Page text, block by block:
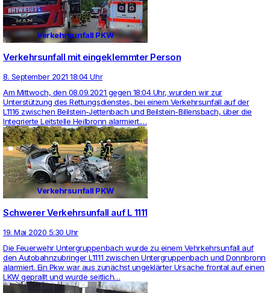
Verkehrsunfall PKW
Verkehrsunfall mit eingeklemmter Person
8. September 2021 18:04 Uhr
Am Mitt­woch, den 08.09.2021 gegen 18:04 Uhr, wurden wir zur
Unterstützung des Ret­tungs­dienstes, bei einem Ver­kehrs­un­fall auf der
L1116 zwi­schen Beil­stein-Jet­ten­bach und Beil­stein-Bil­lens­bach, über die
Inte­grierte Leit­stelle Heil­bronn alar­miert.…
Verkehrsunfall PKW
Schwerer Verkehrsunfall auf L 1111
19. Mai 2020 5:30 Uhr
Die Feu­er­wehr Unter­grup­pen­bach wurde zu einem Vehr­kehrs­un­fall auf
den Auto­bahn­zu­bringer L1111 zwi­schen Unter­grup­pen­bach und Donn­bronn
alar­miert. Ein Pkw war aus zunächst ungeklärter Ursache frontal auf einen
LKW geprallt und wurde seit­lich…